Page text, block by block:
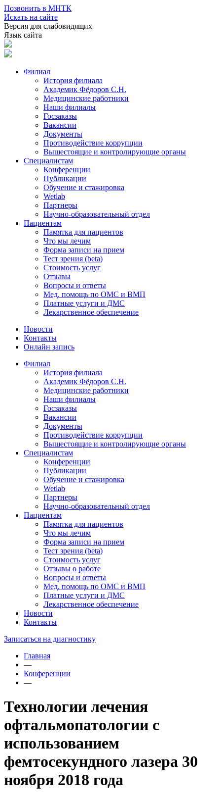
Позвонить в МНТК
Искать на сайте
Версия для слабовидящих
Язык сайта
Филиал
История филиала
Академик Фёдоров С.Н.
Медицинские работники
Наши филиалы
Госзаказы
Вакансии
Документы
Противодействие коррупции
Вышестоящие и контролирующие органы
Специалистам
Конференции
Публикации
Обучение и стажировка
Wetlab
Партнеры
Научно-образовательный отдел
Пациентам
Памятка для пациентов
Что мы лечим
Форма записи на прием
Тест зрения (beta)
Стоимость услуг
Отзывы
Вопросы и ответы
Мед. помощь по ОМС и ВМП
Платные услуги и ДМС
Лекарственное обеспечение
Новости
Контакты
Онлайн запись
Филиал
История филиала
Академик Фёдоров С.Н.
Медицинские работники
Наши филиалы
Госзаказы
Вакансии
Документы
Противодействие коррупции
Вышестоящие и контролирующие органы
Специалистам
Конференции
Публикации
Обучение и стажировка
Wetlab
Партнеры
Научно-образовательный отдел
Пациентам
Памятка для пациентов
Что мы лечим
Форма записи на прием
Тест зрения (beta)
Стоимость услуг
Отзывы о работе
Вопросы и ответы
Мед. помощь по ОМС и ВМП
Платные услуги и ДМС
Лекарственное обеспечение
Новости
Контакты
Записаться на диагностику
Главная
—
Конференции
—
Технологии лечения
офтальмопатологии с
использованием
фемтосекундного лазера 30
ноября 2018 года